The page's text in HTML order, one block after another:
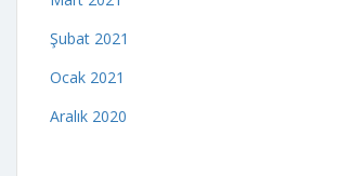
Şubat 2021
Ocak 2021
Aralık 2020